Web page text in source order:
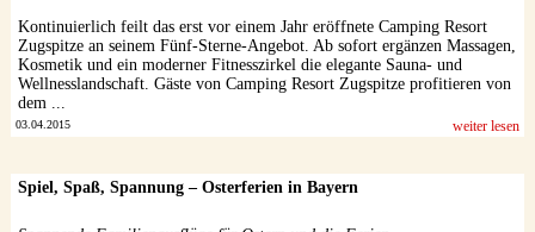
Kontinuierlich feilt das erst vor einem Jahr eröffnete Camping Resort
Zugspitze an seinem Fünf-Sterne-Angebot. Ab sofort ergänzen Massagen,
Kosmetik und ein moderner Fitnesszirkel die elegante Sauna- und
Wellnesslandschaft. Gäste von Camping Resort Zugspitze profitieren von
dem ...
03.04.2015 weiter lesen
Spiel, Spaß, Spannung – Osterferien in Bayern